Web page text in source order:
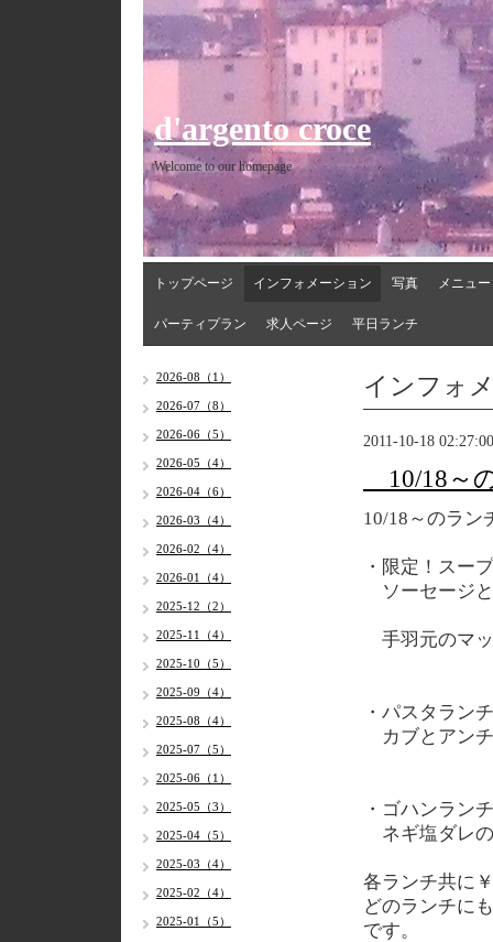
d'argento croce
Welcome to our homepage
トップページ インフォメーション 写真 メニュー
パーティプラン 求人ページ 平日ランチ
インフォ
2011-10-18 02:27:00
10/18～
10/18～のラン
・限定！スー
ソーセージ
手羽元のマ
・パスタランチ
カブとアン
・ゴハンランチ
ネギ塩ダレ
各ランチ共に
どのランチに
です。
2026-08（1）
2026-07（8）
2026-06（5）
2026-05（4）
2026-04（6）
2026-03（4）
2026-02（4）
2026-01（4）
2025-12（2）
2025-11（4）
2025-10（5）
2025-09（4）
2025-08（4）
2025-07（5）
2025-06（1）
2025-05（3）
2025-04（5）
2025-03（4）
2025-02（4）
2025-01（5）